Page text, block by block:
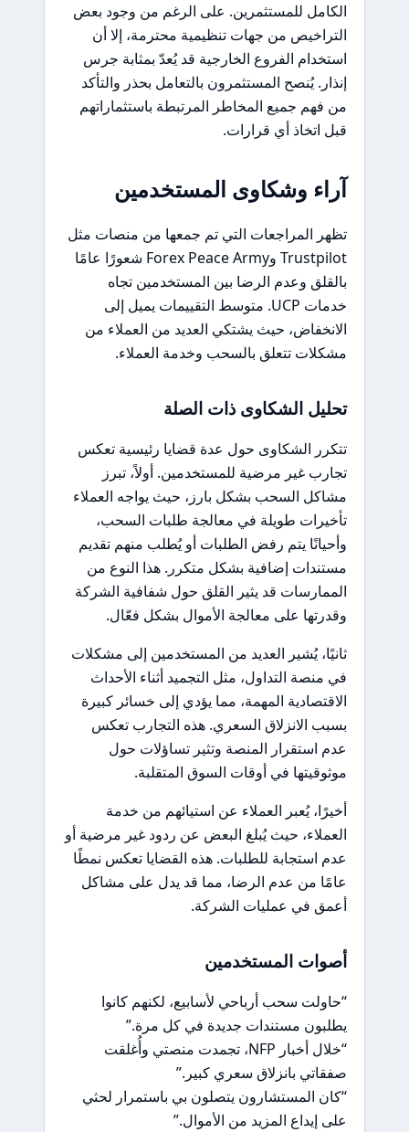
الكامل للمستثمرين. على الرغم من وجود بعض
التراخيص من جهات تنظيمية محترمة، إلا أن
استخدام الفروع الخارجية قد يُعدّ بمثابة جرس
إنذار. يُنصح المستثمرون بالتعامل بحذر والتأكد
من فهم جميع المخاطر المرتبطة باستثماراتهم
قبل اتخاذ أي قرارات.
آراء وشكاوى المستخدمين
تظهر المراجعات التي تم جمعها من منصات مثل
Trustpilot وForex Peace Army شعورًا عامًا
بالقلق وعدم الرضا بين المستخدمين تجاه
خدمات UCP. متوسط التقييمات يميل إلى
الانخفاض، حيث يشتكي العديد من العملاء من
مشكلات تتعلق بالسحب وخدمة العملاء.
تحليل الشكاوى ذات الصلة
تتكرر الشكاوى حول عدة قضايا رئيسية تعكس
تجارب غير مرضية للمستخدمين. أولاً، تبرز
مشاكل السحب بشكل بارز، حيث يواجه العملاء
تأخيرات طويلة في معالجة طلبات السحب،
وأحيانًا يتم رفض الطلبات أو يُطلب منهم تقديم
مستندات إضافية بشكل متكرر. هذا النوع من
الممارسات قد يثير القلق حول شفافية الشركة
وقدرتها على معالجة الأموال بشكل فعّال.
ثانيًا، يُشير العديد من المستخدمين إلى مشكلات
في منصة التداول، مثل التجميد أثناء الأحداث
الاقتصادية المهمة، مما يؤدي إلى خسائر كبيرة
بسبب الانزلاق السعري. هذه التجارب تعكس
عدم استقرار المنصة وتثير تساؤلات حول
موثوقيتها في أوقات السوق المتقلبة.
أخيرًا، يُعبر العملاء عن استيائهم من خدمة
العملاء، حيث يُبلغ البعض عن ردود غير مرضية أو
عدم استجابة للطلبات. هذه القضايا تعكس نمطًا
عامًا من عدم الرضا، مما قد يدل على مشاكل
أعمق في عمليات الشركة.
أصوات المستخدمين
“حاولت سحب أرباحي لأسابيع، لكنهم كانوا
يطلبون مستندات جديدة في كل مرة.”
“خلال أخبار NFP، تجمدت منصتي وأُغلقت
صفقاتي بانزلاق سعري كبير.”
“كان المستشارون يتصلون بي باستمرار لحثي
على إيداع المزيد من الأموال.”